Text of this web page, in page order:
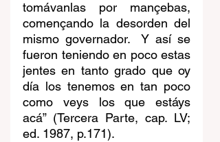
tomávanlas por mançebas,
començando la desorden del
mismo governador.  Y así se
fueron teniendo en poco estas
jentes en tanto grado que oy
día los tenemos en tan poco
como veys los que estáys
acá” (Tercera Parte, cap. LV;
ed. 1987, p.171).